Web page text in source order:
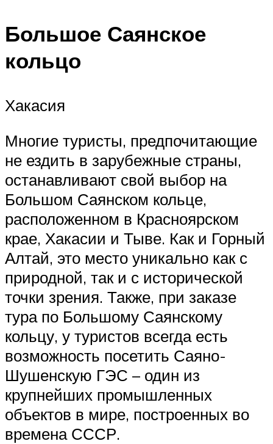
Большое Саянское
кольцо
Хакасия
Многие туристы, предпочитающие
не ездить в зарубежные страны,
останавливают свой выбор на
Большом Саянском кольце,
расположенном в Красноярском
крае, Хакасии и Тыве. Как и Горный
Алтай, это место уникально как с
природной, так и с исторической
точки зрения. Также, при заказе
тура по Большому Саянскому
кольцу, у туристов всегда есть
возможность посетить Саяно-
Шушенскую ГЭС – один из
крупнейших промышленных
объектов в мире, построенных во
времена СССР.